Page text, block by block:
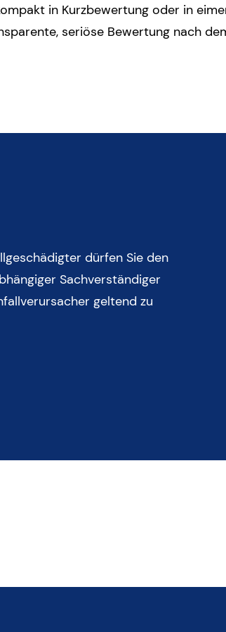
in Kurzbewertung oder in
seriöse Bewertung nach
dürfen Sie den
Sachverständiger
geltend zu